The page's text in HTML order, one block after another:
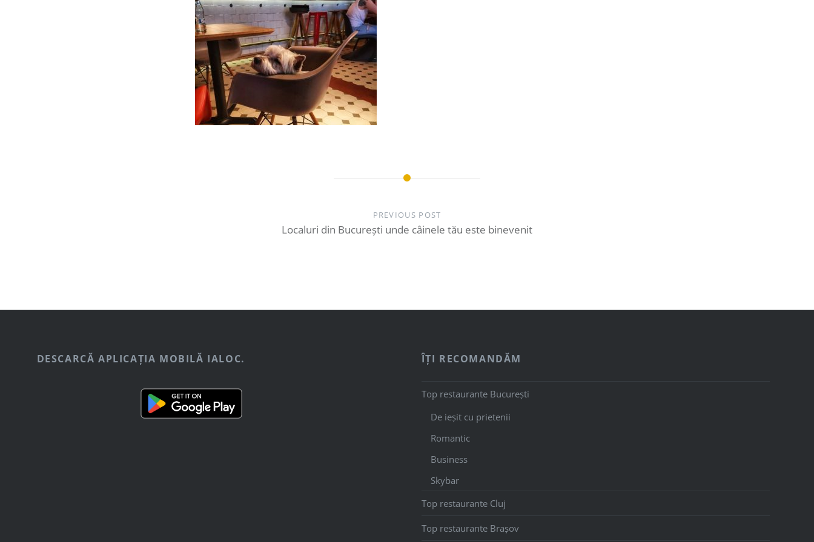
PREVIOUS POST
Localuri din București unde câinele tău este binevenit
DESCARCĂ APLICAȚIA MOBILĂ IALOC. ÎȚI RECOMANDĂM
Top restaurante București
De ieșit cu prietenii
Romantic
Business
Skybar
Top restaurante Cluj
Top restaurante Brașov